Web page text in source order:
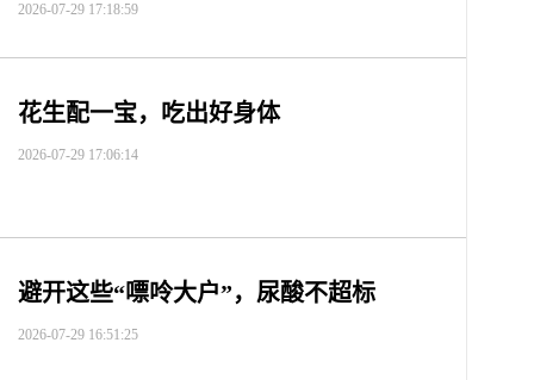
2026-07-29 17:18:59
花生配一宝，吃出好身体
2026-07-29 17:06:14
避开这些“嘌呤大户”，尿酸不超标
2026-07-29 16:51:25